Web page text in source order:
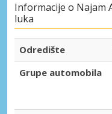
Informacije o Najam
luka
Odredište
Grupe automobila